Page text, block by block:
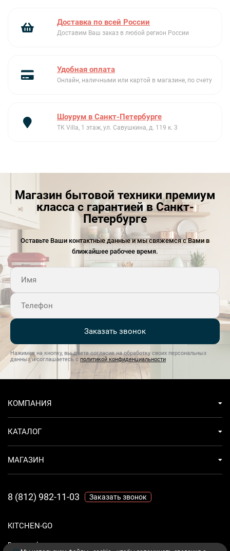
Доставка по всей России
Доставим Ваш заказ в любой регион России
Удобная оплата
Онлайн, наличными или картой в магазине, по счету
Шоурум в Санкт-Петербурге
ТК Villa, 1 этаж, ул. Савушкина, д. 119 к. 3
Магазин бытовой техники премиум
класса с гарантией в Санкт-
Петербурге
Оставьте Ваши контактные данные и мы свяжемся с Вами в
ближайшее рабочее время.
Заказать звонок
Нажимая на кнопку, вы даете согласие на обработку своих персональных
данных и соглашаетесь с политикой конфиденциальности
KITCHEN-GO
Ваш комфорт - дело техники.
КОМПАНИЯ
КАТАЛОГ
МАГАЗИН
8 (812) 982-11-03 Заказать звонок